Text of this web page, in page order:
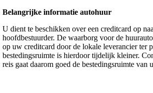
Belangrijke informatie autohuur
U dient te beschikken over een creditcard op
hoofdbestuurder. De waarborg voor de
op uw creditcard door de lokale leverancier ter
bestedingsruimte is hierdoor tijdelijk kleiner.
reis gaat daarom goed de bestedingsruimte van